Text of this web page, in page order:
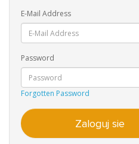
E-Mail Address
Password
Forgotten Password